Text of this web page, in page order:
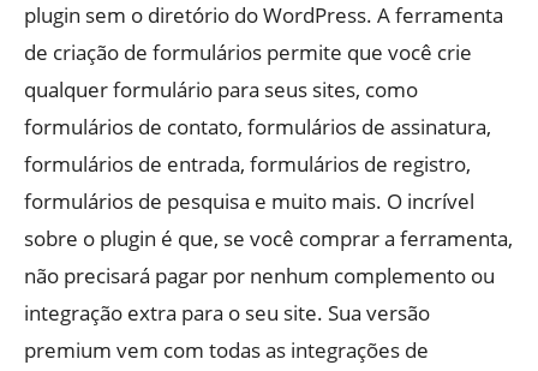
plugin sem o diretório do WordPress. A ferramenta
de criação de formulários permite que você crie
qualquer formulário para seus sites, como
formulários de contato, formulários de assinatura,
formulários de entrada, formulários de registro,
formulários de pesquisa e muito mais. O incrível
sobre o plugin é que, se você comprar a ferramenta,
não precisará pagar por nenhum complemento ou
integração extra para o seu site. Sua versão
premium vem com todas as integrações de